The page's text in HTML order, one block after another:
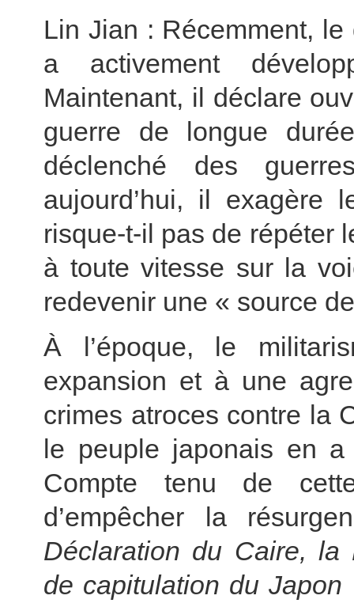
Lin Jian : Récemment,
a activement
Maintenant, il déclare
guerre de longue
déclenché des
aujourd’hui, il exagère
risque-t-il pas de répéter
à toute vitesse sur la
redevenir une « source
À l’époque, le
expansion et à une
crimes atroces contre la
le peuple japonais en a
Compte tenu de
d’empêcher la
Déclaration du Caire, la
de capitulation du Japon